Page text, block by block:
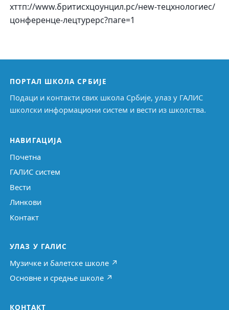
хттп://www.бритисхцоунцил.рс/неw-тецхнологиес/
цонференце-лецтурерс?паге=1
ПОРТАЛ ШКОЛА СРБИЈЕ
Подаци и контакти свих школа Србије, улаз у ГАЛИС
школски информациони систем и вести из школства.
НАВИГАЦИЈА
Почетна
ГАЛИС систем
Вести
Линкови
Контакт
УЛАЗ У ГАЛИС
Музичке и балетске школе ↗
Основне и средње школе ↗
КОНТАКТ